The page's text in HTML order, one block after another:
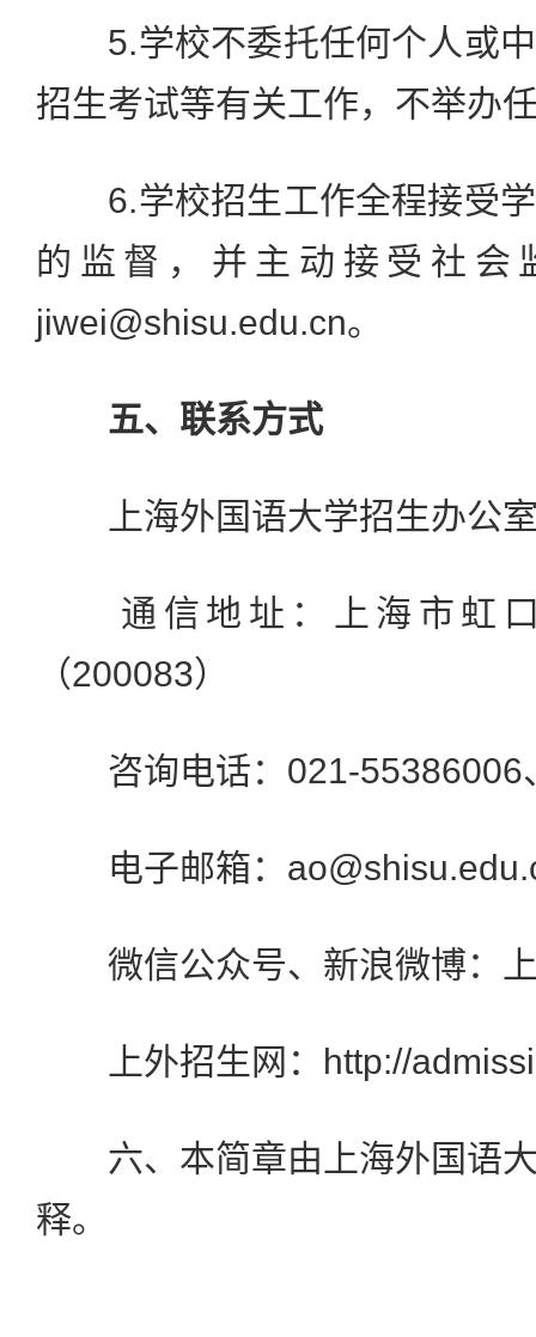
5.学校不委托任何个人或中
招生考试等有关工作，不举办
6.学校招生工作全程接受学
的监督，并主动接受社会
jiwei@shisu.edu.cn。
五、联系方式
上海外国语大学招生办公
通信地址：上海市虹口
（200083）
咨询电话：021-55386006
电子邮箱：
微信公众号、新浪微博：
上外招生网：http://
六、本简章由上海外国语大
释。